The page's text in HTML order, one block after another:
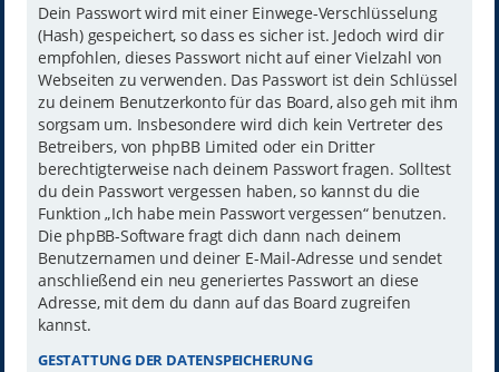
Dein Passwort wird mit einer Einwege-Verschlüsselung
(Hash) gespeichert, so dass es sicher ist. Jedoch wird dir
empfohlen, dieses Passwort nicht auf einer Vielzahl von
Webseiten zu verwenden. Das Passwort ist dein Schlüssel
zu deinem Benutzerkonto für das Board, also geh mit ihm
sorgsam um. Insbesondere wird dich kein Vertreter des
Betreibers, von phpBB Limited oder ein Dritter
berechtigterweise nach deinem Passwort fragen. Solltest
du dein Passwort vergessen haben, so kannst du die
Funktion „Ich habe mein Passwort vergessen“ benutzen.
Die phpBB-Software fragt dich dann nach deinem
Benutzernamen und deiner E-Mail-Adresse und sendet
anschließend ein neu generiertes Passwort an diese
Adresse, mit dem du dann auf das Board zugreifen
kannst.
GESTATTUNG DER DATENSPEICHERUNG